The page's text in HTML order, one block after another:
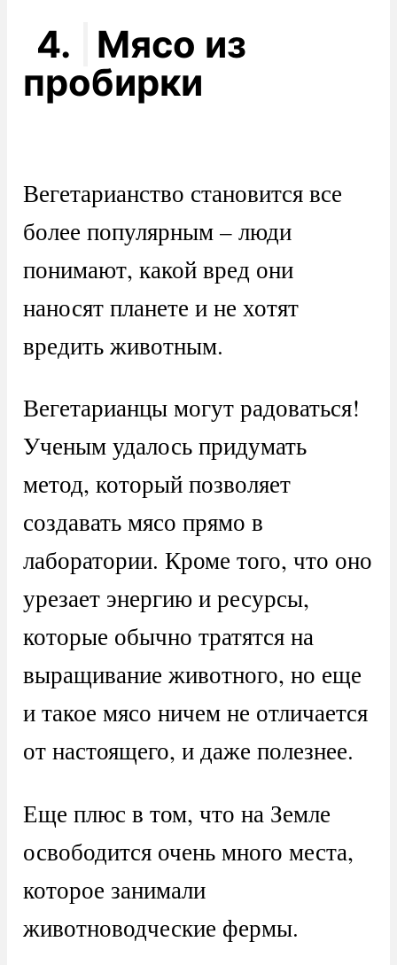
4.
Мясо из
пробирки
Вегетарианство становится все
более популярным – люди
понимают, какой вред они
наносят планете и не хотят
вредить животным.
Вегетарианцы могут радоваться!
Ученым удалось придумать
метод, который позволяет
создавать мясо прямо в
лаборатории. Кроме того, что оно
урезает энергию и ресурсы,
которые обычно тратятся на
выращивание животного, но еще
и такое мясо ничем не отличается
от настоящего, и даже полезнее.
Еще плюс в том, что на Земле
освободится очень много места,
которое занимали
животноводческие фермы.